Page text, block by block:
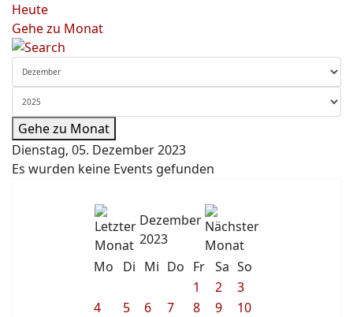
Heute
Gehe zu Monat
Gehe zu Monat
Dienstag, 05. Dezember 2023
Es wurden keine Events gefunden
Dezember
2023
Mo
Di Mi Do Fr Sa So
1
2
3
4
5 6 7 8 9
10